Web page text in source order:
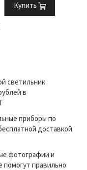
Купить
светильник
в
приборы по
доставкой
фотографии и
помогут правильно